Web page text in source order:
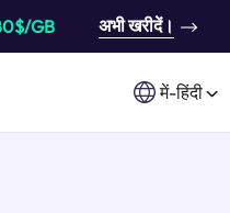
GB अभी खरीदें।
में-हिंदी